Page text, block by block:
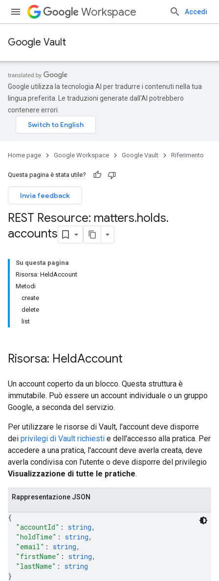
Workspace Accedi
Google Vault
Google utilizza la tecnologia AI per tradurre i contenuti nella tua
lingua preferita. Le traduzioni generate dall'AI potrebbero
contenere errori.
Home page Google Workspace Google Vault Riferimento
Questa pagina è stata utile?
Invia feedback
REST Resource: matters.holds.
accounts
Su questa pagina
Risorsa: HeldAccount
Metodi
create
delete
list
Risorsa: HeldAccount
Un account coperto da un blocco. Questa struttura è
immutabile. Può essere un account individuale o un gruppo
Google, a seconda del servizio.
Per utilizzare le risorse di Vault, l'account deve disporre
dei privilegi di Vault richiesti e dell'accesso alla pratica. Per
accedere a una pratica, l'account deve averla creata, deve
averla condivisa con l'utente o deve disporre del privilegio
Visualizzazione di tutte le pratiche.
Rappresentazione JSON
{
"accountId" : string,
"holdTime" : string,
"email" : string,
"firstName" : string,
"lastName" : string
}